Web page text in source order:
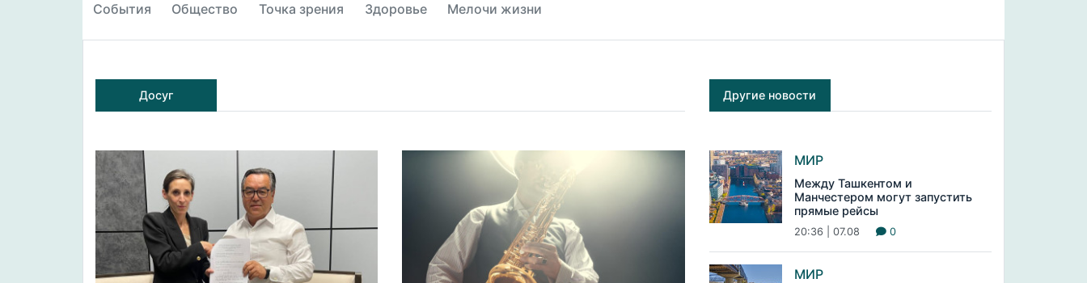
События Общество Точка зрения Здоровье Мелочи жизни
Досуг Другие новости
МИР
Между Ташкентом и
Манчестером могут запустить
прямые рейсы
20:36 | 07.08 0
МИР